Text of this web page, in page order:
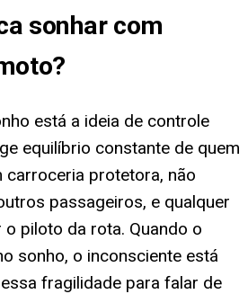
sonhar com
?
está a ideia de controle
equilíbrio constante de quem
carroceria protetora, não
passageiros, e qualquer
piloto da rota. Quando o
sonho, o inconsciente está
fragilidade para falar de